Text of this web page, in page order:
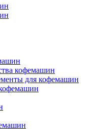
кофемашин
для кофемашин